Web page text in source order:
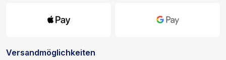
Versandmöglichkeiten